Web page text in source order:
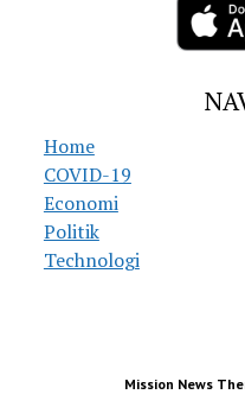
Home
COVID-19
Economi
Politik
Technologi
Mission News